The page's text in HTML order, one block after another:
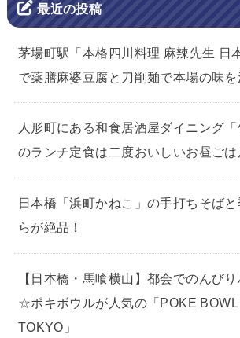
最近の投稿
茅場町駅「本格四川料理 麻辣先生 日
で薬膳麻婆豆腐と刀削麺で本場の味を
人形町にある和食居酒屋ダイニング「
のランチ定食は二度おいしいお昼ごは
日本橋「浜町かねこ」の手打ちそば
らが絶品！
【日本橋・馬喰横山】都会でのんび
☆ポキボウルが人気の「POKE
TOKYO」